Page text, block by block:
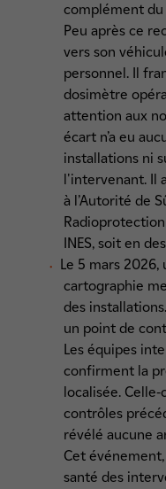
complément
Peu après ce
vers son
personnel. Il
dosimètre
attention aux
écart n’a eu
installations ni
l'intervenant. Il
à l’Autorité de
Radioprotection
INES, soit en
Le 5 mars
cartographie
des
un point de
Les équipes
confirment la
localisée.
contrôles
révélé aucune
Cet événement,
santé des